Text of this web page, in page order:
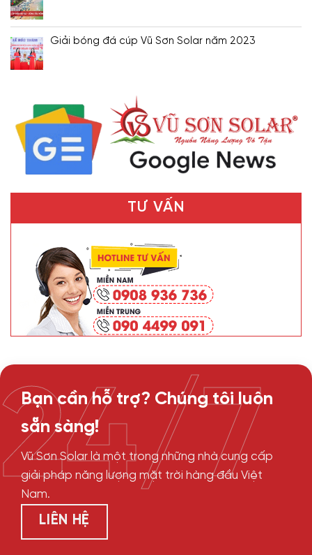
Giải bóng đá cúp Vũ Sơn Solar năm 2023
TƯ VẤN
Bạn cần hỗ trợ? Chúng tôi luôn
sẵn sàng!
Vũ Sơn Solar là một trong những nhà cung cấp
giải pháp năng lượng mặt trời hàng đầu Việt
Nam.
LIÊN HỆ
24/7